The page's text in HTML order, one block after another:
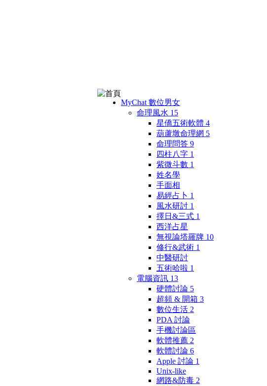
MyChat 數位男女
命理風水 15
星僑五術軟體 4
葫蘆墩命理網 5
命理問答 9
四柱八字 1
紫微斗數 1
姓名學
手面相
易經占卜 1
風水研討 1
擇日&三式 1
西洋占星
無視論塔羅牌 10
修行&武術 1
中醫研討
五術哈啦 1
電腦資訊 13
硬體討論 5
超頻 & 開箱 3
數位生活 2
PDA 討論
手機討論區
軟體推薦 2
軟體討論 6
Apple 討論 1
Unix-like
網路&防毒 2